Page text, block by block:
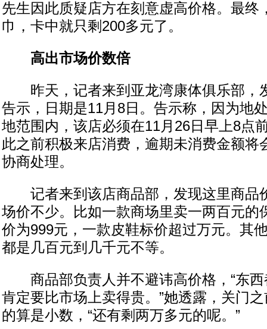
先生因此质疑店方在刻意虚高价格。最终
巾，卡中就只剩200多元了。
高出市场价数倍
昨天，记者来到亚龙湾康体俱乐部，
告示，日期是11月8日。告示称，因为地
地范围内，该店必须在11月26日早上8点
此之前积极来店消费，逾期未消费金额将
协商处理。
记者来到该店商品部，发现这里商品
场价不少。比如一款商场里卖一两百元的
价为999元，一款皮鞋标价超过万元。其
都是几百元到几千元不等。
商品部负责人并不避讳高价格，“东西
肯定要比市场上卖得贵。”她透露，关门
的算是小数，“还有剩两万多元的呢。”